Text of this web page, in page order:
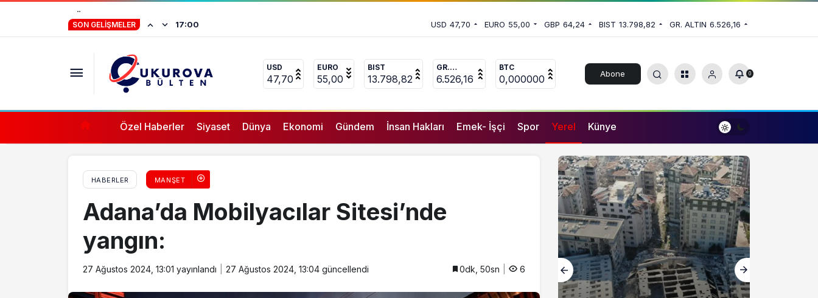
SON GELIŞMELER 16:57 USD 47,70 EURO 55,00 GBP 64,24 BIST 13.798,82 GR. ALTIN 6.526,16
USD
47,70
EURO
55,00
BIST
13.798,82
GR.
ALTIN
6.526,16
BTC
0,000000 Abone 0
Özel Haberler Siyaset Dünya Ekonomi Gündem İnsan Hakları Emek- İşçi Spor Yerel Künye
HABERLER MANŞET
Adana’da Mobilyacılar Sitesi’nde
yangın:
27 Ağustos 2024, 13:01 yayınlandı 27 Ağustos 2024, 13:04 güncellendi 0dk, 50sn 6
İstifa eden Mersin vekili
YÖK’ten mazeret kayıt hakkı açıklaması